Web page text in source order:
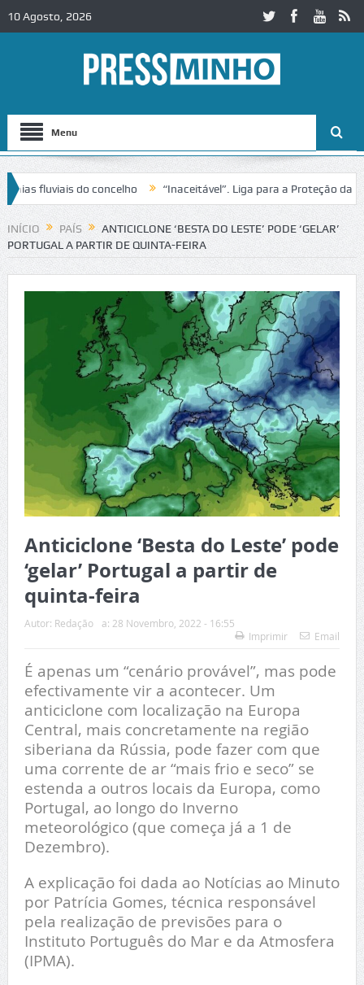
10 Agosto, 2026
Menu
do concelho “Inaceitável”. Liga para a Proteção da
no IC2 em Alcobaça Igreja do Castelo de Cerveira
INÍCIO PAÍS
ANTICICLONE ‘BESTA DO LESTE’ PODE ‘GELAR’
PORTUGAL A PARTIR DE QUINTA-FEIRA
Anticiclone ‘Besta do Leste’ pode
‘gelar’ Portugal a partir de
quinta-feira
Autor: Redação a: 28 Novembro, 2022 - 16:55
Imprimir
Email
É apenas um “cenário provável”, mas pode
efectivamente vir a acontecer. Um
anticiclone com localização na Europa
Central, mais concretamente na região
siberiana da Rússia, pode fazer com que
uma corrente de ar “mais frio e seco” se
estenda a outros locais da Europa, como
Portugal, ao longo do Inverno
meteorológico (que começa já a 1 de
Dezembro).
A explicação foi dada ao Notícias ao Minuto
por Patrícia Gomes, técnica responsável
pela realização de previsões para o
Instituto Português do Mar e da Atmosfera
(IPMA).